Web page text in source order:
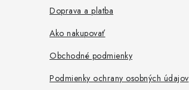
Doprava a platba
Ako nakupovať
Obchodné podmienky
Podmienky ochrany osobných údajov